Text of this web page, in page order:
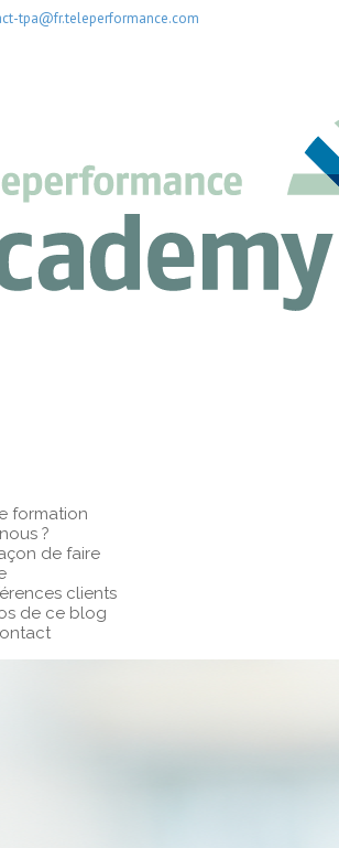
tpa@fr.teleperformance.com
formation
?
de faire
clients
de ce blog